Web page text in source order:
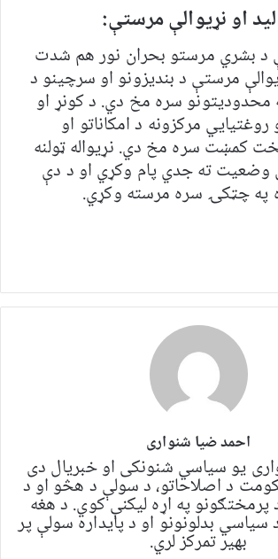
او نړیوالې مرستې:
د بشري مرستو بحران نور هم شدت
مرستې د بندیزونو او سرچینو د
محدودیتونو سره مخ دي. د کونړ او
روغتیايي مرکزونه د امکاناتو او
کمښت سره مخ دي. نړیواله ټولنه
وضعیت ته جدي پام وکړي او د دې
په چټکۍ سره مرسته وکړي.
احمد ضیا شنواری
یو سياسي شنونکی او خبریال دی
د اصلاحاتو، د سولې د هڅو او د
په اړه لیکنې کوي. د هغه
سیاسي بدلونونو او د پایداره سولې پر
بهیر تمرکز لري.